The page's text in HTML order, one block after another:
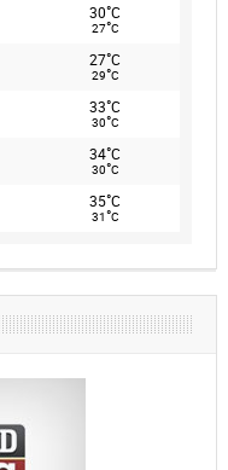
30°C
27°C
27°C
29°C
33°C
30°C
34°C
30°C
35°C
31°C